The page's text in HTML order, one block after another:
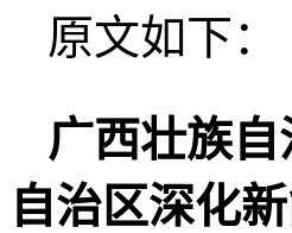
原文如下：
广西壮族
自治区深化